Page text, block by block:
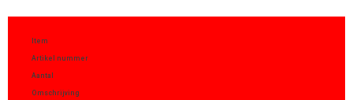
Item
Artikel nummer
Aantal
Omschrijving